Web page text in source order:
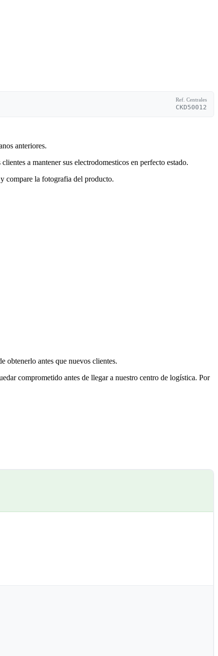
Ref. Centrales
CKD50012
anteriores.
a mantener sus electrodomesticos en perfecto estado.
compare la fotografia del producto.
obtenerlo antes que nuevos clientes.
comprometido antes de llegar a nuestro centro de logística. Por